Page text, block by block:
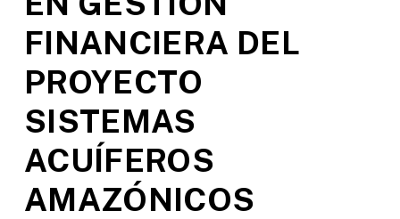
FINANCIERA DEL
PROYECTO
SISTEMAS
ACUÍFEROS
AMAZÓNICOS